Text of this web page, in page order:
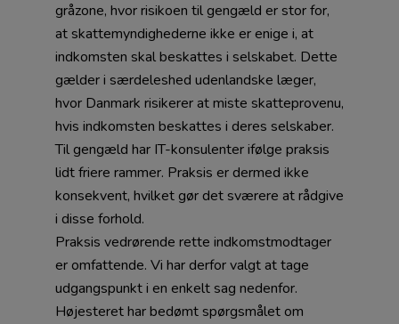
gråzone, hvor risikoen til gengæld er stor for,
at skattemyndighederne ikke er enige i, at
indkomsten skal beskattes i selskabet. Dette
gælder i særdeleshed udenlandske læger,
hvor Danmark risikerer at miste skatteprovenu,
hvis indkomsten beskattes i deres selskaber.
Til gengæld har IT-konsulenter ifølge praksis
lidt friere rammer. Praksis er dermed ikke
konsekvent, hvilket gør det sværere at rådgive
i disse forhold.
Praksis vedrørende rette indkomstmodtager
er omfattende. Vi har derfor valgt at tage
udgangspunkt i en enkelt sag nedenfor.
Højesteret har bedømt spørgsmålet om